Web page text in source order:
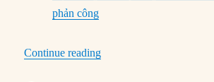
phản công
Continue reading“Chuyển động Quốc